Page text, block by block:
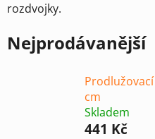
rozdvojky.
Nejprodávanější
cm
Skladem
441 Kč